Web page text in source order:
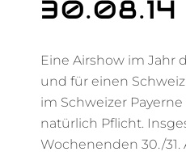
30.08.14
Eine Airshow im Jahr
und für einen
im Schweizer
natürlich Pflicht.
Wochenenden 30./31.